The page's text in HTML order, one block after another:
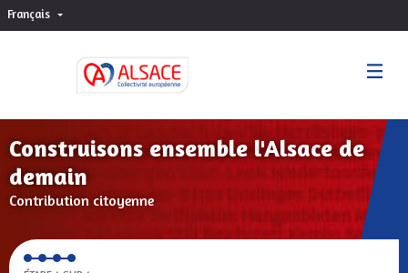
Français Choisir la langue
Construisons ensemble l'Alsace de
demain
Contribution citoyenne